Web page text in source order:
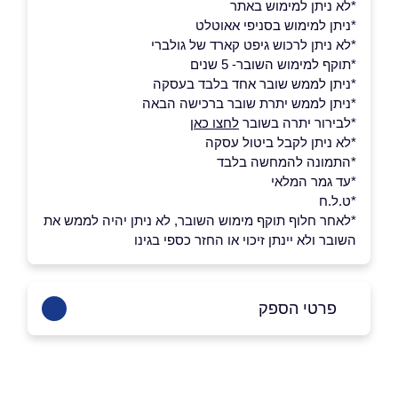
*לא ניתן למימוש באתר
*ניתן למימוש בסניפי אאוטלט
*לא ניתן לרכוש גיפט קארד של גולברי
*תוקף למימוש השובר- 5 שנים
*ניתן לממש שובר אחד בלבד בעסקה
*ניתן לממש יתרת שובר ברכישה הבאה
*לבירור יתרה בשובר לחצו כאן
*לא ניתן לקבל ביטול עסקה
*התמונה להמחשה בלבד
*עד גמר המלאי
*ט.ל.ח
*לאחר חלוף תוקף מימוש השובר, לא ניתן יהיה לממש את
השובר ולא יינתן זיכוי או החזר כספי בגינו
פרטי הספק